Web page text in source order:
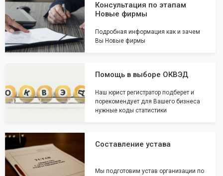
Консультация по этапам
Новые фирмы
Подробная информация как и зачем
Вы Новые фирмы
Помощь в выборе ОКВЭД
Наш юрист регистратор подберет и
порекомендует для Вашего бизнеса
нужные коды статистики
Составление устава
Мы подготовим устав организации по